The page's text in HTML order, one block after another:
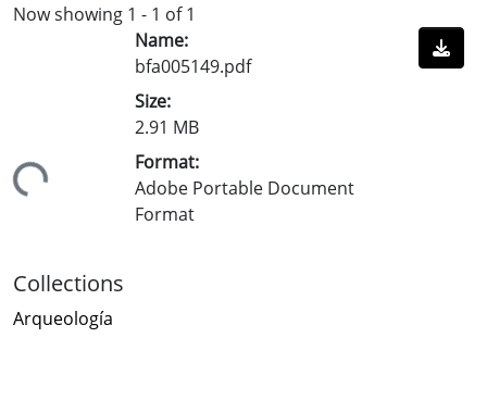
Now showing 1 - 1 of 1
Name:
bfa005149.pdf
Size:
2.91 MB
Format:
Adobe Portable Document
Format
Collections
Arqueología